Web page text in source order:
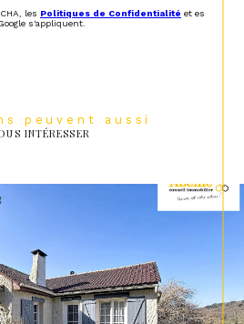
les Politiques de Confidentialité et es
s'appliquent.
peuvent aussi
INTÉRESSER